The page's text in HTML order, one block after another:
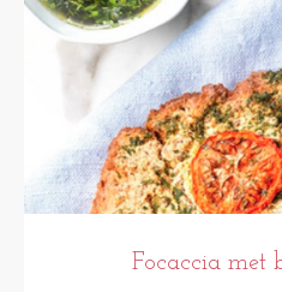
Focaccia met